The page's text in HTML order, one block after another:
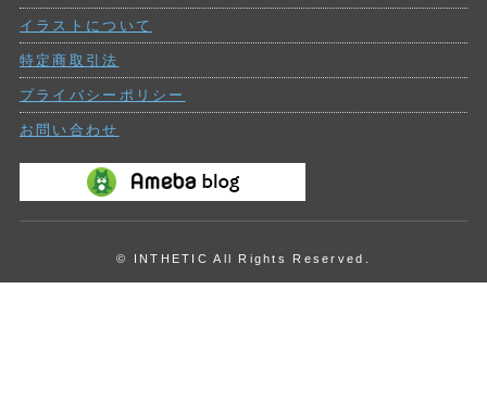
稿
イラストについて
特定商取引法
プライバシーポリシー
お問い合わせ
© INTHETIC All Rights Reserved.